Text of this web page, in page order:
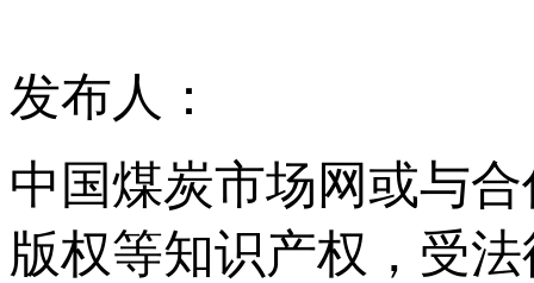
发布人：
中国煤炭市场网或与
版权等知识产权，受